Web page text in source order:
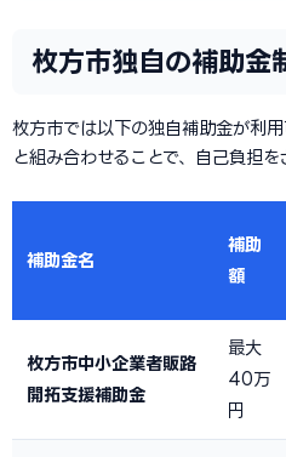
枚方市独自の補助金
枚方市では以下の独自補助金が利
と組み合わせることで、自己負担を
補助金名
補助
額
枚方市中小企業者販路
開拓支援補助金
最大
40万
円